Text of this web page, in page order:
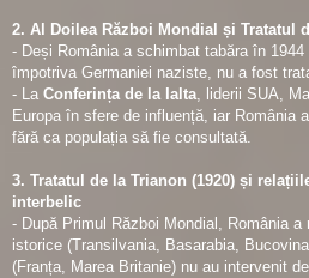
2. Al Doilea Război Mondial și Tratatul
- Deși România a schimbat tabăra în
împotriva Germaniei naziste, nu a fost
- La Conferința de la Ialta, liderii SUA,
Europa în sfere de influență, iar România
fără ca populația să fie consultată.
3. Tratatul de la Trianon (1920) și
interbelic
- După Primul Război Mondial, România
istorice (Transilvania, Basarabia,
(Franța, Marea Britanie) nu au intervenit